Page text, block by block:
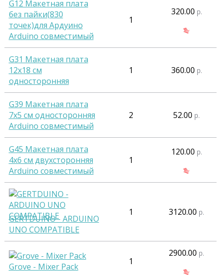
G12 Макетная плата
без пайки(830
точек)для Ардуино
Arduino совместимый
1
320.00 р.
G31 Макетная плата
12х18 см
односторонняя
1 360.00 р.
G39 Макетная плата
7х5 см односторонняя
Arduino совместимый
2 52.00 р.
G45 Макетная плата
4х6 см двухсторонняя
Arduino совместимый
1
120.00 р.
GERTDUINO - ARDUINO
UNO COMPATIBLE
1 3120.00 р.
Grove - Mixer Pack 1
2900.00 р.